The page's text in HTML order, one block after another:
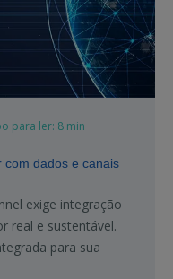
para ler: 8 min
com dados e canais
exige integração
real e sustentável.
para sua